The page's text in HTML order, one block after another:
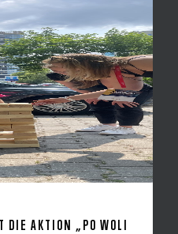
DIE AKTION „PO WOLI